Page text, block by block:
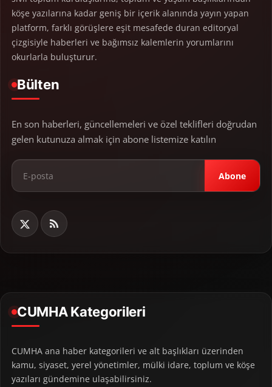
köşe yazılarına kadar geniş bir içerik alanında yayın yapan
platform, farklı görüşlere eşit mesafede duran editoryal
çizgisiyle haberleri ve bağımsız kalemlerin yorumlarını
okurlarla buluşturur.
Bülten
En son haberleri, güncellemeleri ve özel teklifleri doğrudan
gelen kutunuza almak için abone listemize katılın
Abone
CUMHA Kategorileri
CUMHA ana haber kategorileri ve alt başlıkları üzerinden
kamu, siyaset, yerel yönetimler, mülki idare, toplum ve köşe
yazıları gündemine ulaşabilirsiniz.